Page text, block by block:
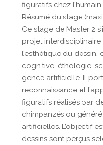
figuratifs chez l’humain
Résumé du stage
Ce stage de Master 2
projet interdisciplinaire
l’esthétique du
cognitive, éthologie,
gence artificielle. Il
reconnaissance et
figuratifs réalisés par
chimpanzés ou
artificielles. L’objectif
dessins sont perçus